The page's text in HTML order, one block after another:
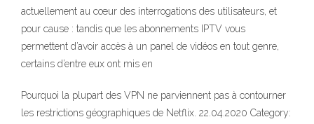
actuellement au cœur des interrogations des utilisateurs, et
pour cause : tandis que les abonnements IPTV vous
permettent d’avoir accès à un panel de vidéos en tout genre,
certains d’entre eux ont mis en
Pourquoi la plupart des VPN ne parviennent pas à contourner
les restrictions géographiques de Netflix. 22.04.2020 Category: